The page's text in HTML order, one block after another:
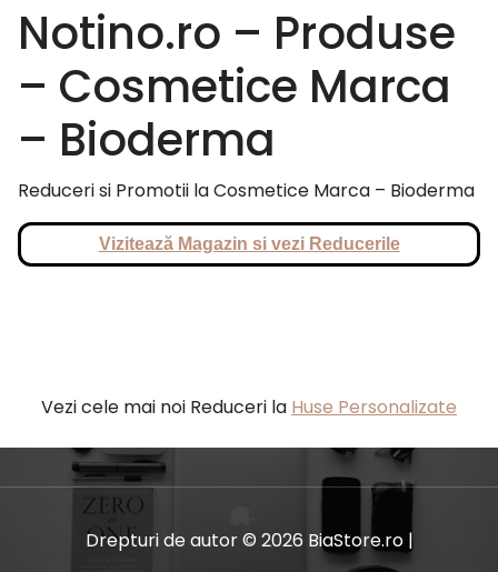
Notino.ro – Produse
– Cosmetice Marca
– Bioderma
Reduceri si Promotii la Cosmetice Marca – Bioderma
Vizitează Magazin si vezi Reducerile
Vezi cele mai noi Reduceri la Huse Personalizate
Drepturi de autor © 2026 BiaStore.ro |